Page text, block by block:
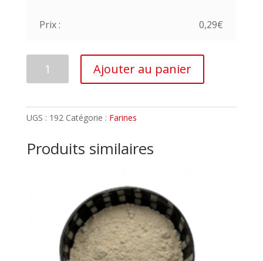
Prix : 0,29€
BLE
T45
BIO
Ajouter au panier
UGS : 192 Catégorie : Farines
Produits similaires